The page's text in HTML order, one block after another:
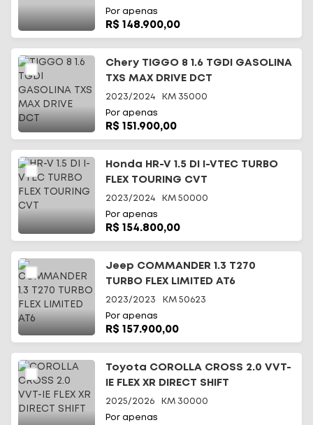
Por apenas
R$ 148.900,00
Chery TIGGO 8 1.6 TGDI GASOLINA
TXS MAX DRIVE DCT
2023/2024 KM 35000
Por apenas
R$ 151.900,00
Honda HR-V 1.5 DI I-VTEC TURBO
FLEX TOURING CVT
2023/2024 KM 50000
Por apenas
R$ 154.800,00
Jeep COMMANDER 1.3 T270
TURBO FLEX LIMITED AT6
2023/2023 KM 50623
Por apenas
R$ 157.900,00
Toyota COROLLA CROSS 2.0 VVT-
IE FLEX XR DIRECT SHIFT
2025/2026 KM 30000
Por apenas